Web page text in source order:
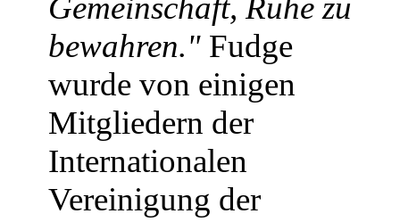
Gemeinschaft, Ruhe zu
bewahren." Fudge
wurde von einigen
Mitgliedern der
Internationalen
Vereinigung der